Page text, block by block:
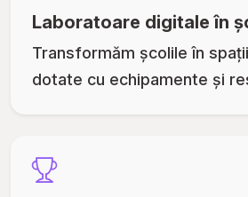
Laboratoare digitale în
Transformăm școlile în
dotate cu echipamente și